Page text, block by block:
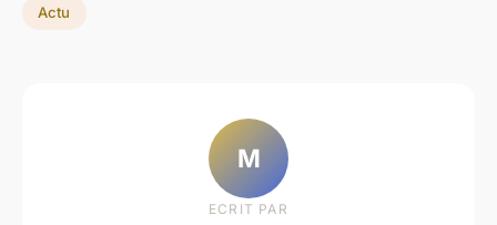
Actu
M
ECRIT PAR